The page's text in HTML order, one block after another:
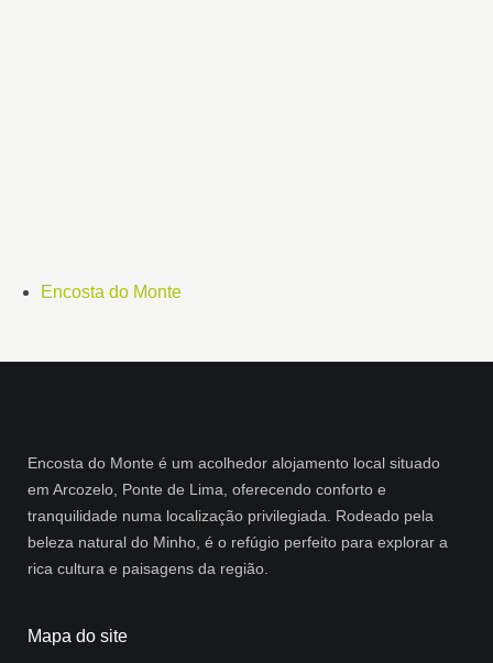
Encosta do Monte
Encosta do Monte é um acolhedor alojamento local situado
em Arcozelo, Ponte de Lima, oferecendo conforto e
tranquilidade numa localização privilegiada. Rodeado pela
beleza natural do Minho, é o refúgio perfeito para explorar a
rica cultura e paisagens da região.
Mapa do site